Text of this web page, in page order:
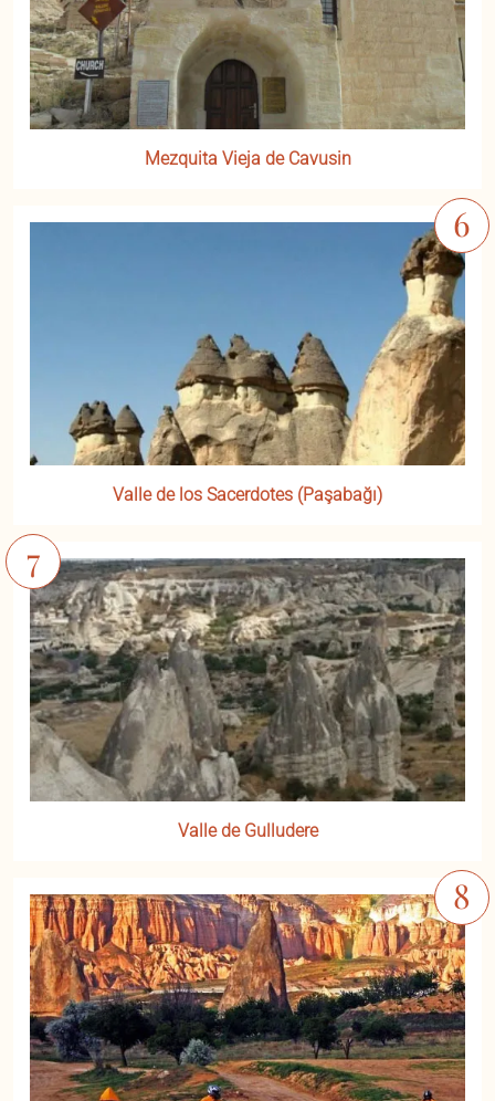
Mezquita Vieja de Cavusin
Valle de los Sacerdotes (Paşabağı)
Valle de Gulludere